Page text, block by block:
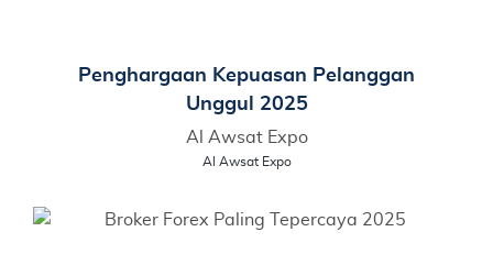
Penghargaan Kepuasan Pelanggan
Unggul 2025
Al Awsat Expo
Al Awsat Expo